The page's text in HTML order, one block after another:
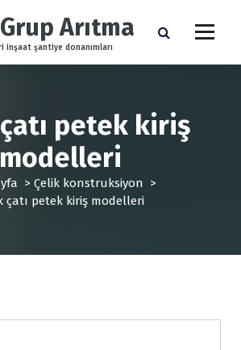
Arıtma
inşaat şantiye donanımları
petek kiriş
modelleri
> Çelik konstruksiyon >
çatı petek kiriş modelleri